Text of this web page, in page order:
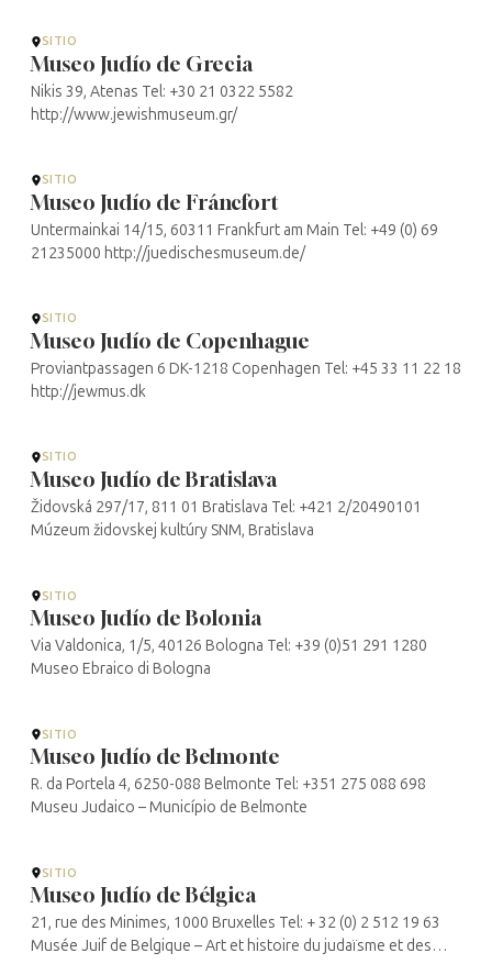
SITIO
Museo Judío de Grecia
Nikis 39, Atenas Tel: +30 21 0322 5582
http://www.jewishmuseum.gr/
SITIO
Museo Judío de Fráncfort
Untermainkai 14/15, 60311 Frankfurt am Main Tel: +49 (0) 69
21235000 http://juedischesmuseum.de/
SITIO
Museo Judío de Copenhague
Proviantpassagen 6 DK-1218 Copenhagen Tel: +45 33 11 22 18
http://jewmus.dk
SITIO
Museo Judío de Bratislava
Židovská 297/17, 811 01 Bratislava Tel: +421 2/20490101
Múzeum židovskej kultúry SNM, Bratislava
SITIO
Museo Judío de Bolonia
Via Valdonica, 1/5, 40126 Bologna Tel: +39 (0)51 291 1280
Museo Ebraico di Bologna
SITIO
Museo Judío de Belmonte
R. da Portela 4, 6250-088 Belmonte Tel: +351 275 088 698
Museu Judaico – Município de Belmonte
SITIO
Museo Judío de Bélgica
21, rue des Minimes, 1000 Bruxelles Tel: + 32 (0) 2 512 19 63
Musée Juif de Belgique – Art et histoire du judaïsme et des